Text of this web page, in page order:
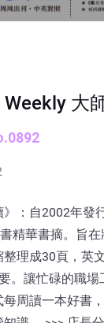
Weekly 大
：自2002年發
精華書摘。旨
理成30頁，英
。讓忙碌的職場
周讀一本好書